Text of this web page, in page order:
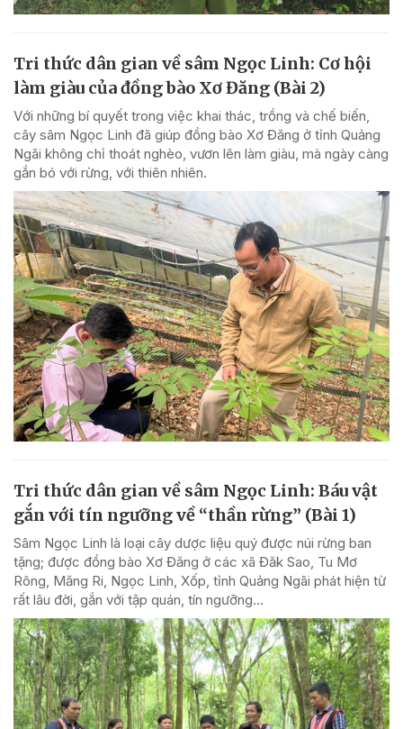
Tri thức dân gian về sâm Ngọc Linh: Cơ hội
làm giàu của đồng bào Xơ Đăng (Bài 2)
Với những bí quyết trong việc khai thác, trồng và chế biến,
cây sâm Ngọc Linh đã giúp đồng bào Xơ Đăng ở tỉnh Quảng
Ngãi không chỉ thoát nghèo, vươn lên làm giàu, mà ngày càng
gắn bó với rừng, với thiên nhiên.
Tri thức dân gian về sâm Ngọc Linh: Báu vật
gắn với tín ngưỡng về “thần rừng” (Bài 1)
Sâm Ngọc Linh là loại cây dược liệu quý được núi rừng ban
tặng; được đồng bào Xơ Đăng ở các xã Đăk Sao, Tu Mơ
Rông, Măng Ri, Ngọc Linh, Xốp, tỉnh Quảng Ngãi phát hiện từ
rất lâu đời, gắn với tập quán, tín ngưỡng...